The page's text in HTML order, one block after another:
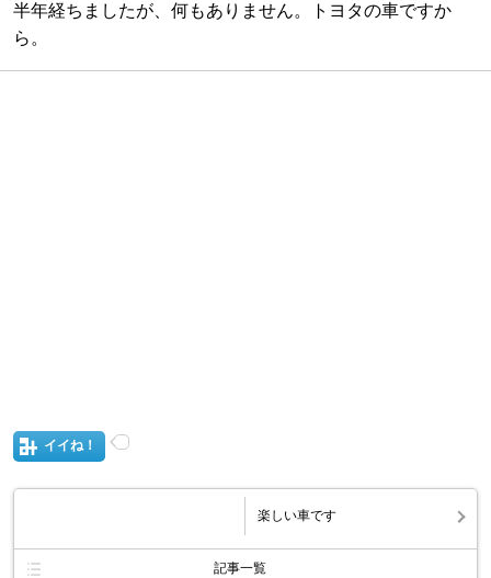
半年経ちましたが、何もありません。トヨタの車ですか
ら。
イイね！
楽しい車です
記事一覧